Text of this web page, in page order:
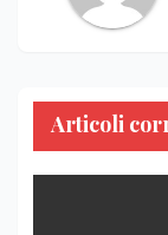
Articoli